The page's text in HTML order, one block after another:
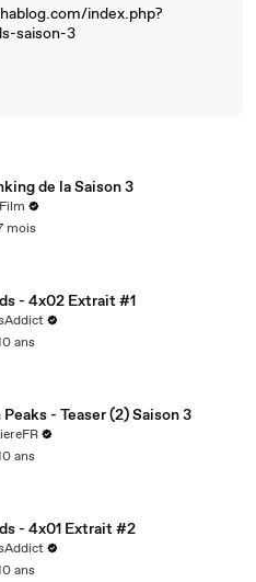
index.php?
saison-3
de la Saison 3
mois
- 4x02 Extrait #1
ans
- Teaser (2) Saison 3
ans
- 4x01 Extrait #2
ans